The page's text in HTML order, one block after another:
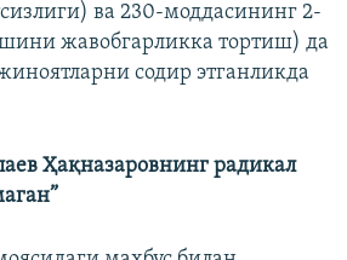
ва 230-моддасининг 2-
жавобгарликка тортиш) да
содир этганликда
Ҳақназаровнинг радикал